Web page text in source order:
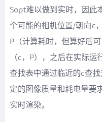
Sopt难以做到实时，因此
个可能的相机位置/朝向c
P（计算耗时，但算好后
（c，P），之后在实际
查找表中通过临近的c查
定的图像质量和耗电量要
实时渲染。